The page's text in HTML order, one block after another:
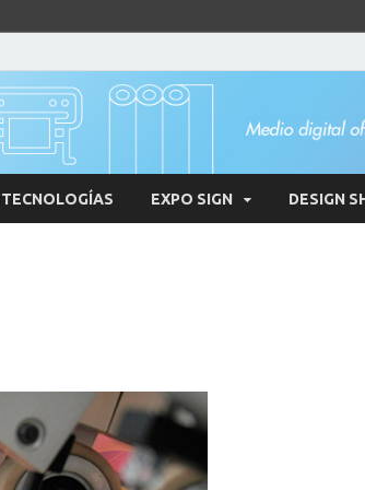
TECNOLOGÍAS EXPO SIGN DESIGN